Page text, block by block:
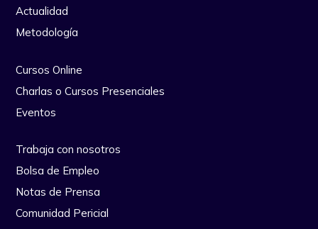
Actualidad
Metodología
Cursos Online
Charlas o Cursos Presenciales
Eventos
Trabaja con nosotros
Bolsa de Empleo
Notas de Prensa
Comunidad Pericial